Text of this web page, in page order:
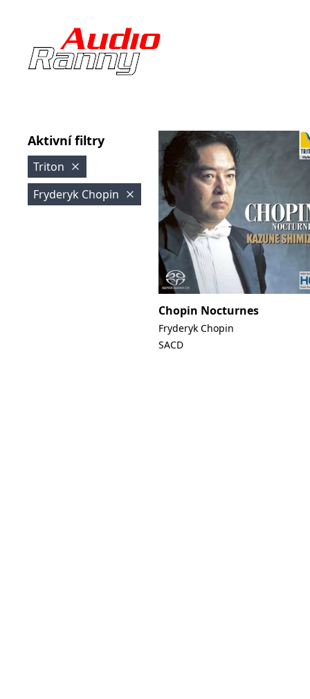
Aktivní filtry
Triton
Fryderyk Chopin
Chopin Nocturnes
Fryderyk Chopin
SACD